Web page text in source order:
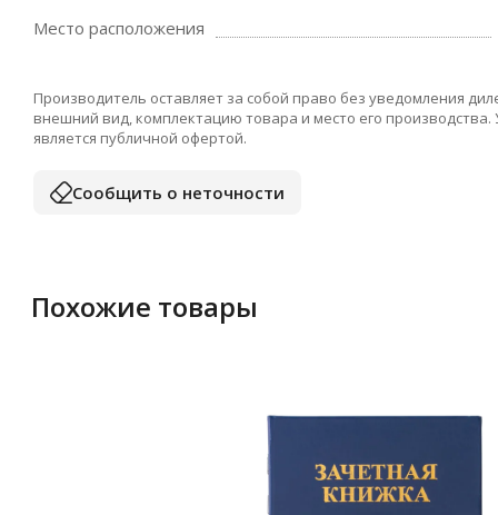
Место расположения
Производитель оставляет за собой право без уведомления
внешний вид, комплектацию товара и место его
является публичной офертой.
Сообщить о неточности
Похожие товары